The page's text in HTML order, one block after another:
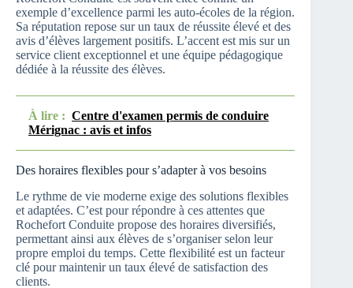
exemple d’excellence parmi les auto-écoles de la région.
Sa réputation repose sur un taux de réussite élevé et des
avis d’élèves largement positifs. L’accent est mis sur un
service client exceptionnel et une équipe pédagogique
dédiée à la réussite des élèves.
À lire : Centre d'examen permis de conduire
Mérignac : avis et infos
Des horaires flexibles pour s’adapter à vos besoins
Le rythme de vie moderne exige des solutions flexibles
et adaptées. C’est pour répondre à ces attentes que
Rochefort Conduite propose des horaires diversifiés,
permettant ainsi aux élèves de s’organiser selon leur
propre emploi du temps. Cette flexibilité est un facteur
clé pour maintenir un taux élevé de satisfaction des
clients.